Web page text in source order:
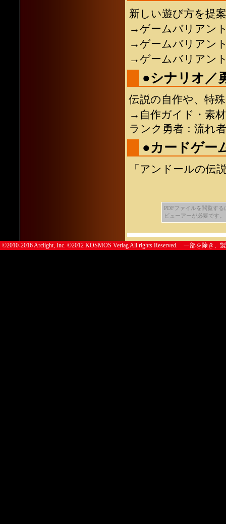
新しい遊び方を提
→ゲームバリアン
→ゲームバリアン
→ゲームバリアン
●シナリオ／
伝説の自作や、特
→自作ガイド・素
ランク勇者：流れ
●カードゲー
「アンドールの伝
PDFファイルを閲覧する
ビューアーが必要です。
©2010-2016 Arclight, Inc. ©2012 KOSMOS Verlag All rights Reserved. 一部を除き